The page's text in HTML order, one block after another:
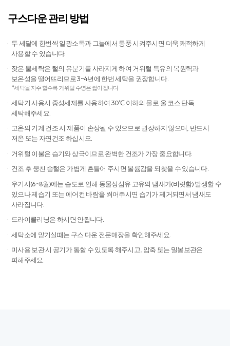
구스다운 관리 방법
두 세달에 한번씩 일광소독과 그늘에서 통풍 시켜주시면 더욱 쾌적하게
사용할 수 있습니다.​
잦은 물세탁은 털의 유분기를 사라지게 하여 거위털 특유의 복원력과
보온성을 떨어뜨리므로 3~4년에 한번 세탁을 권장합니다.
*세탁을 자주 할수록 거위털 수명은 짧아집니다
세탁기 사용시 중성세제를 사용하여​ 30℃ 이하의 물로 울 코스 단독
세탁해주세요.​
고온의 기계 건조 시 제품이 손상될 수 있으므로 권장하지 않으며,​ 반드시
저온 또는 자연건조 하십시오.
거위털 이불은 습기와 상극이므로 완벽한 건조가 가장 중요합니다.
건조 후 뭉친 솜털은 가볍게 흔들어 주시면 볼륨감을 되찾을 수 있습니다.
우기시(6~8월)에는 습도로 인해 동물성섬유 고유의 냄새가(비릿함) 발생할 수
있으나 제습기 또는 에어컨 바람을 쐬어주시면 습기가 제거되면서 냄새도
사라집니다.
드라이클리닝은 하시면 안됩니다.
세탁소에 맡기실때는 구스 다운 전문매장을 확인해주세요.
미사용 보관 시 공기가 통할 수 있도록 해주시고, 압축 또는 밀봉보관은
피해주세요. ​